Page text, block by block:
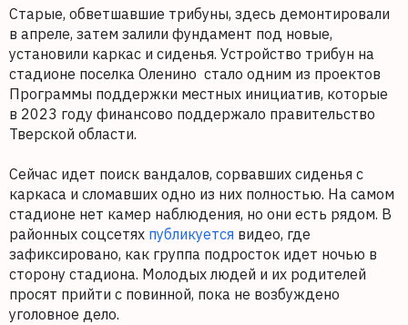
Старые, обветшавшие трибуны, здесь демонтировали
в апреле, затем залили фундамент под новые,
установили каркас и сиденья. Устройство трибун на
стадионе поселка Оленино стало одним из проектов
Программы поддержки местных инициатив, которые
в 2023 году финансово поддержало правительство
Тверской области.
Сейчас идет поиск вандалов, сорвавших сиденья с
каркаса и сломавших одно из них полностью. На самом
стадионе нет камер наблюдения, но они есть рядом. В
районных соцсетях публикуется видео, где
зафиксировано, как группа подросток идет ночью в
сторону стадиона. Молодых людей и их родителей
просят прийти с повинной, пока не возбуждено
уголовное дело.